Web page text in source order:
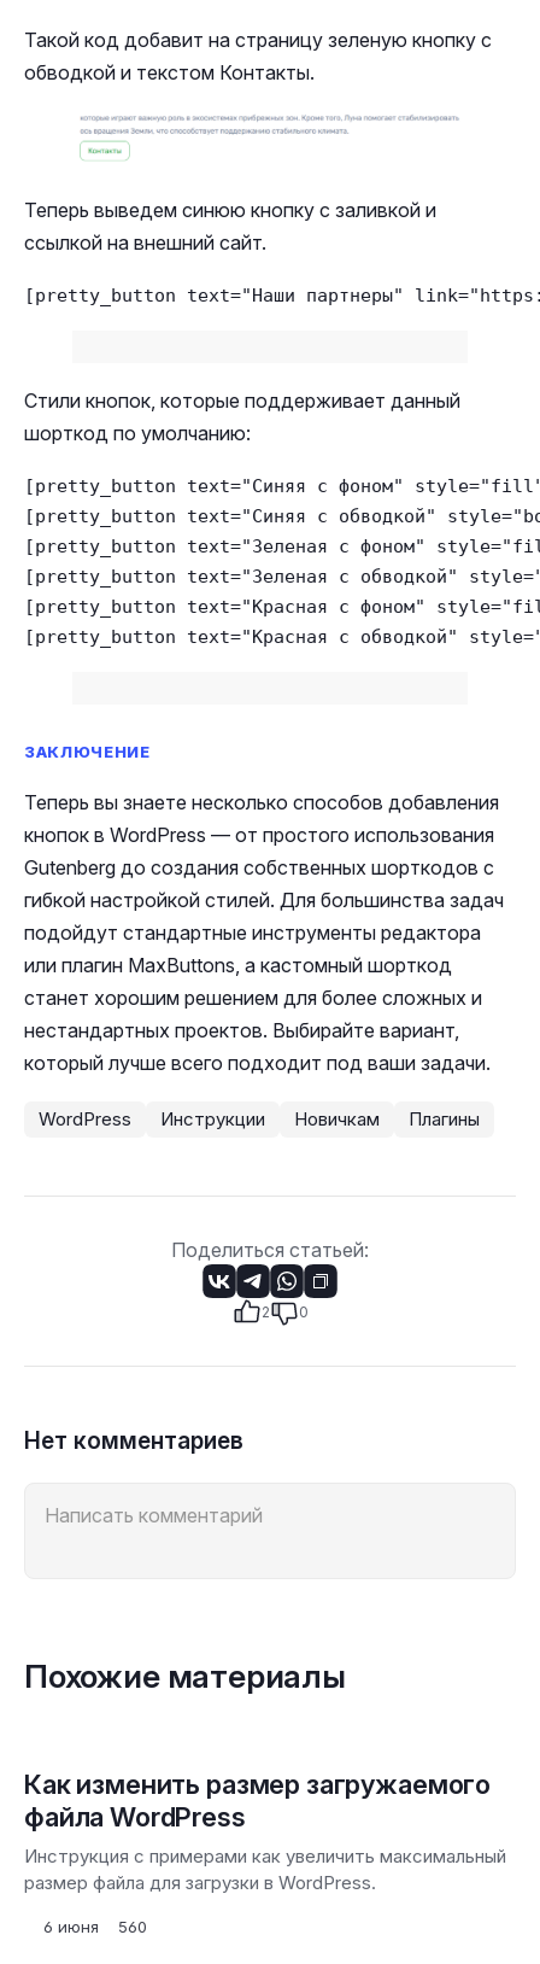
Такой код добавит на страницу зеленую кнопку с
обводкой и текстом Контакты.
Теперь выведем синюю кнопку с заливкой и
ссылкой на внешний сайт.
[pretty_button text="Наши партнеры"
Стили кнопок, которые поддерживает данный
шорткод по умолчанию:
[pretty_button text="Синяя с фоном"
[pretty_button text="Синяя с обводкой"
[pretty_button text="Зеленая с фоном"
[pretty_button text="Зеленая с обводкой"
[pretty_button text="Красная с фоном"
[pretty_button text="Красная с обводкой"
ЗАКЛЮЧЕНИЕ
Теперь вы знаете несколько способов добавления
кнопок в WordPress — от простого использования
Gutenberg до создания собственных шорткодов с
гибкой настройкой стилей. Для большинства задач
подойдут стандартные инструменты редактора
или плагин MaxButtons, а кастомный шорткод
станет хорошим решением для более сложных и
нестандартных проектов. Выбирайте вариант,
который лучше всего подходит под ваши задачи.
WordPress Инструкции Новичкам Плагины
Поделиться статьей:
Нет комментариев
Похожие материалы
Как изменить размер загружаемого
файла WordPress
Инструкция с примерами как увеличить максимальный
размер файла для загрузки в WordPress.
6 июня 560